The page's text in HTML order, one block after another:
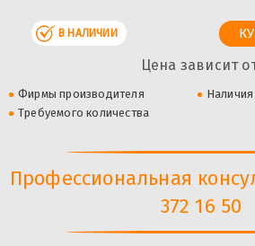
В НАЛИЧИИ
Цена зависит
Фирмы производителя
Наличия
Требуемого количества
Профессиональная
372 16 50